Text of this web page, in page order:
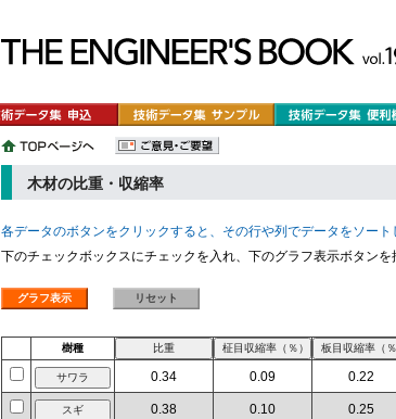
木材の比重・収縮率
各データのボタンをクリックすると、その行や列でデータをソート
下のチェックボックスにチェックを入れ、下のグラフ表示ボタン
樹種
0.34 0.09 0.22
0.38 0.10 0.25